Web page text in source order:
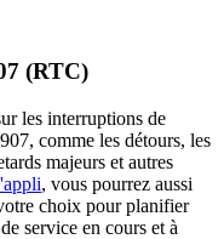
(RTC)
les interruptions de
comme les détours, les
majeurs et autres
, vous pourrez aussi
choix pour planifier
service en cours et à